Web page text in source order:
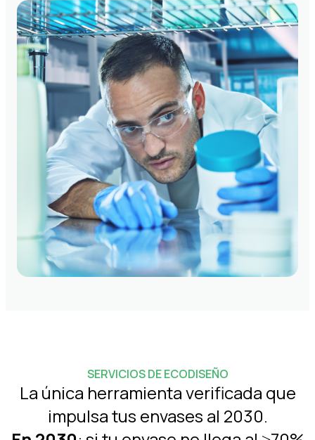
SERVICIOS DE ECODISEÑO
La única herramienta verificada que
impulsa tus envases al 2030.